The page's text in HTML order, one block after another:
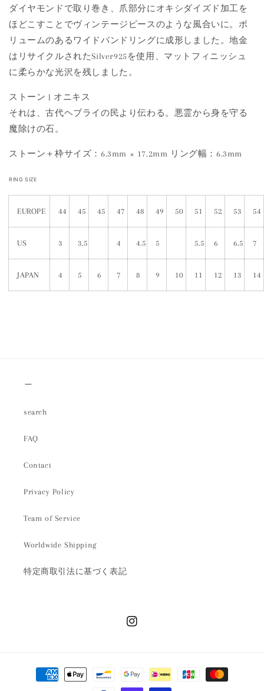
量
を
す
量
を
増
す
ダイヤモンドで取り巻き、爪部分にオキシダイズド加工を
ほどこすことでヴィンテージピースのような風合いに。ボ
リュームのあるワイドバンドリングに成形しました。地金
はリサイクルされたSilver925を使用、マットフィニッシュ
に柔らかな光沢を残しました。
ストーン | オニキス
それは、古代ヘブライの民より伝わる。悪霊から身を守る
魔除けの石。
ストーン＋枠サイズ：6.3mm × 17.2mm リング幅：6.3mm
RING SIZE
EUROPE 44 45 45 47 48 49 50 51 52 53 54
US 3 3.5 4 4.5 5 5.5 6 6.5 7
JAPAN 4 5 6 7 8 9 10 11 12 13 14
＿
search
FAQ
Contact
Privacy Policy
Team of Service
Worldwide Shipping
特定商取引法に基づく表記
Instagram